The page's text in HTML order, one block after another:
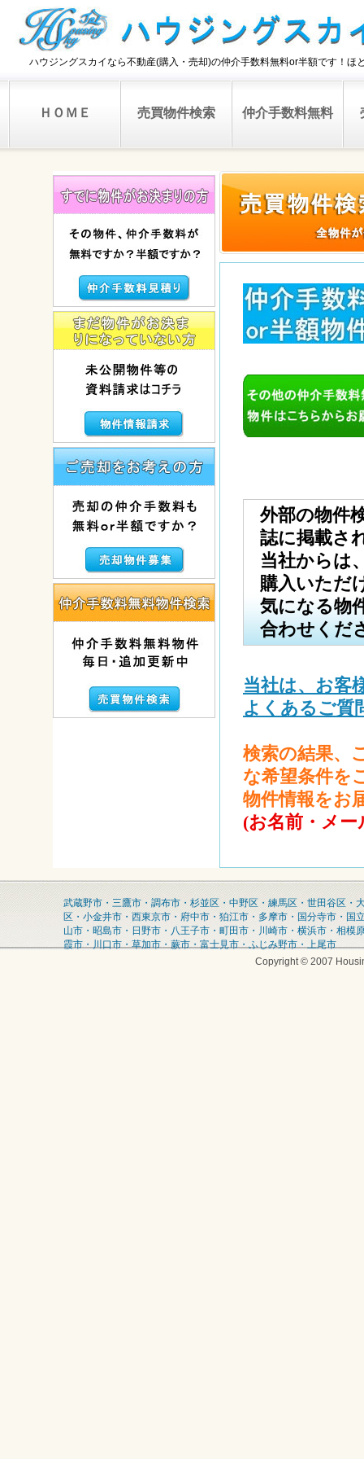
ハウジングスカイなら不動産(購入・売却)の仲介手数料無料or半額です！ほ
ＨＯＭＥ 売買物件検索 仲介手数料無料
外部の物件
誌に掲載さ
当社からは
購入いただ
気になる物
合わせくだ
当社は、お客
よくあるご質
検索の結果、
な希望条件を
物件情報をお
(お名前・メ
武蔵野市・三鷹市・調布市・杉並区・中野区・練馬区・世田谷区
区・小金井市・西東京市・府中市・狛江市・多摩市・国分寺市・
山市・昭島市・日野市・八王子市・町田市・川崎市・横浜市・相
霞市・川口市・草加市・蕨市・富士見市・ふじみ野市・上尾市
Copyright © 2007